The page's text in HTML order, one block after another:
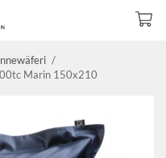
/
Marin 150x210